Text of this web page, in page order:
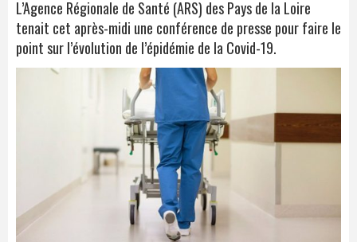
L’Agence Régionale de Santé (ARS) des Pays de la Loire
tenait cet après-midi une conférence de presse pour faire le
point sur l’évolution de l’épidémie de la Covid-19.